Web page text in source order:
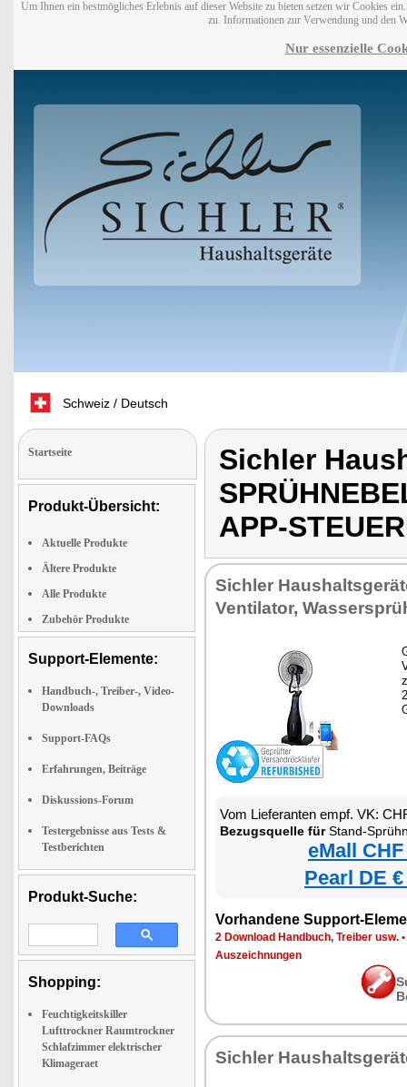
Um Ihnen ein bestmögliches Erlebnis auf dieser Website zu bieten setzen wir Cookies
zu. Informationen zur Verwendung und den
Nur essenzielle
Schweiz / Deutsch
Startseite
Produkt-Übersicht:
Aktuelle Produkte
Ältere Produkte
Alle Produkte
Zubehör Produkte
Support-Elemente:
Handbuch-, Treiber-, Video-
Downloads
Support-FAQs
Erfahrungen, Beiträge
Diskussions-Forum
Testergebnisse aus Tests &
Testberichten
Produkt-Suche:
Shopping:
Feuchtigkeitskiller
Lufttrockner Raumtrockner
Schlafzimmer elektrischer
Klimageraet
Sichler
APP-
Sichler
Ventilator,
Vom Lieferanten empf. VK:
Bezugsquelle fürStand-Sprühnebel-
eMall
Pearl DE
Vorhandene Support-
2 Download Handbuch, Treiber usw. •
Auszeichnungen
Sichler